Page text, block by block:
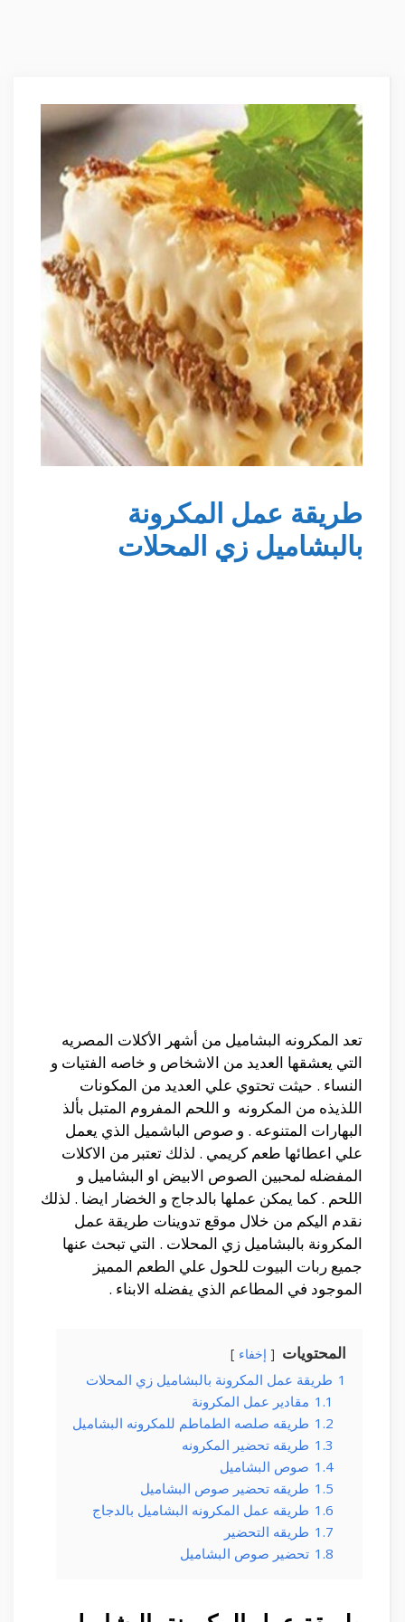
طريقة عمل المكرونة
بالبشاميل زي المحلات
تعد المكرونه البشاميل من أشهر الأكلات المصريه
التي يعشقها العديد من الاشخاص و خاصه الفتيات و
النساء . حيثت تحتوي علي العديد من المكونات
اللذيذه من المكرونه و اللحم المفروم المتبل بألذ
البهارات المتنوعه . و صوص الباشميل الذي يعمل
علي اعطائها طعم كريمي . لذلك تعتبر من الاكلات
المفضله لمحبين الصوص الابيض او البشاميل و
اللحم . كما يمكن عملها بالدجاج و الخضار ايضا . لذلك
نقدم اليكم من خلال موقع تدوينات طريقة عمل
المكرونة بالبشاميل زي المحلات . التي تبحث عنها
جميع ربات البيوت للحول علي الطعم المميز
الموجود في المطاعم الذي يفضله الابناء .
المحتويات إخفاء
1 طريقة عمل المكرونة بالبشاميل زي المحلات
1.1 مقادير عمل المكرونة
1.2 طريقه صلصه الطماطم للمكرونه البشاميل
1.3 طريقه تحضير المكرونه
1.4 صوص البشاميل
1.5 طريقه تحضير صوص البشاميل
1.6 طريقه عمل المكرونه البشاميل بالدجاج
1.7 طريقه التحضير
1.8 تحضير صوص البشاميل